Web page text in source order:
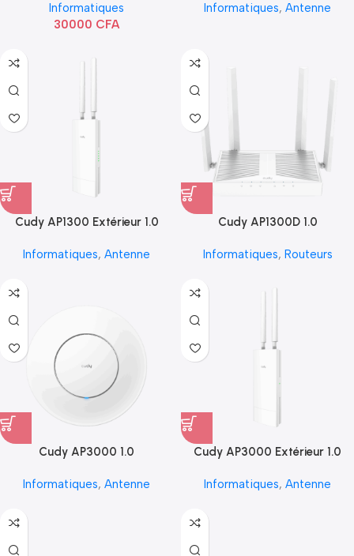
Informatiques
30000 CFA
Informatiques, Antenne
Cudy AP1300 Extérieur 1.0
Informatiques, Antenne
Cudy AP1300D 1.0
Informatiques, Routeurs
Cudy AP3000 1.0
Informatiques, Antenne
Cudy AP3000 Extérieur 1.0
Informatiques, Antenne